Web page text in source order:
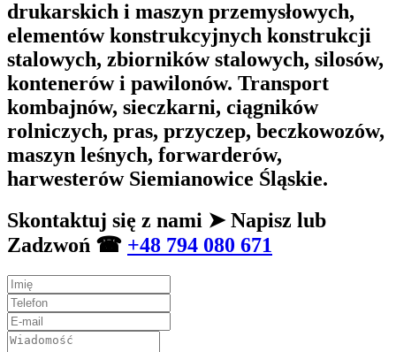
drukarskich i maszyn przemysłowych,
elementów konstrukcyjnych konstrukcji
stalowych, zbiorników stalowych, silosów,
kontenerów i pawilonów. Transport
kombajnów, sieczkarni, ciągników
rolniczych, pras, przyczep, beczkowozów,
maszyn leśnych, forwarderów,
harwesterów Siemianowice Śląskie.
Skontaktuj się z nami ➤ Napisz lub
Zadzwoń ☎ +48 794 080 671